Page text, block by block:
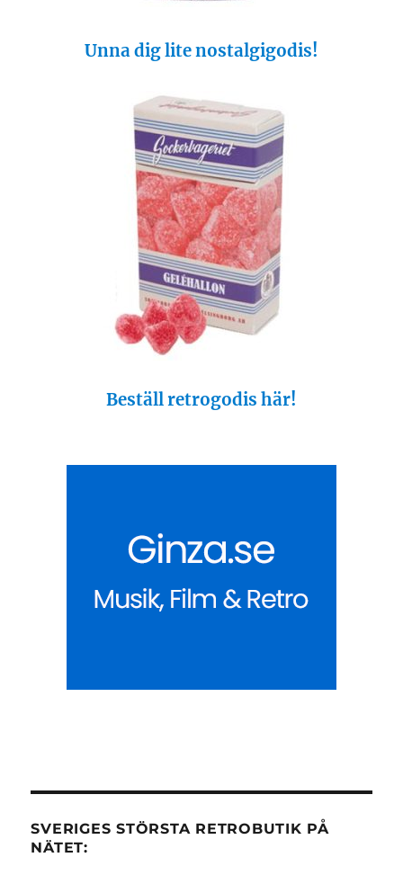
Unna dig lite nostalgigodis!
Beställ retrogodis här!
SVERIGES STÖRSTA RETROBUTIK PÅ
NÄTET: